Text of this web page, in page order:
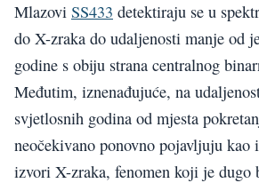
Mlazovi SS433 detektiraju se u
do X-zraka do udaljenosti manje od
godine s obiju strana centralnog
Međutim, iznenađujuće, na
svjetlosnih godina od mjesta
neočekivano ponovno pojavljuju kao
izvori X-zraka, fenomen koji je dugo